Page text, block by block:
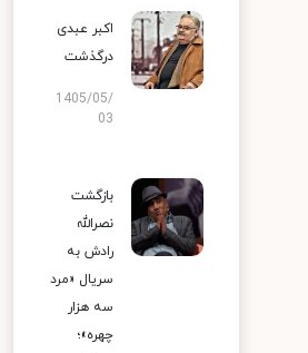
اکبر عبدی
درگذشت
1405/05/
03
بازگشت
نصرالله
رادش به
سریال «مرد
سه هزار
چهره»؛